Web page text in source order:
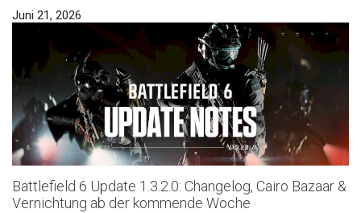
Juni 21, 2026
Battlefield 6 Update 1.3.2.0: Changelog, Cairo Bazaar &
Vernichtung ab der kommende Woche